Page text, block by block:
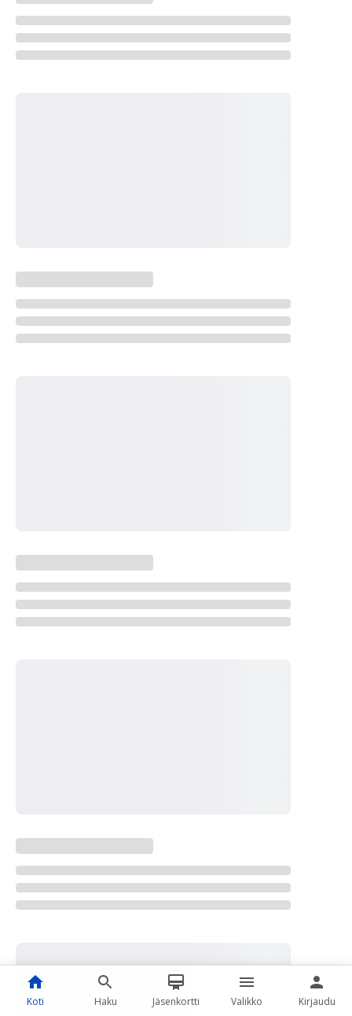
Koti Haku Jäsenkortti Valikko Kirjaudu